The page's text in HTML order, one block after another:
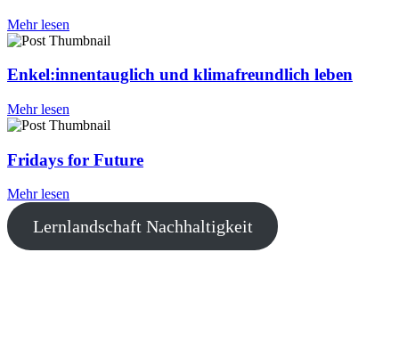
Mehr lesen
Enkel:innentauglich und klimafreundlich leben
Mehr lesen
Fridays for Future
Mehr lesen
Lernlandschaft Nachhaltigkeit